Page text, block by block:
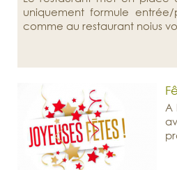
uniquement formule
comme au restaurant noius
A